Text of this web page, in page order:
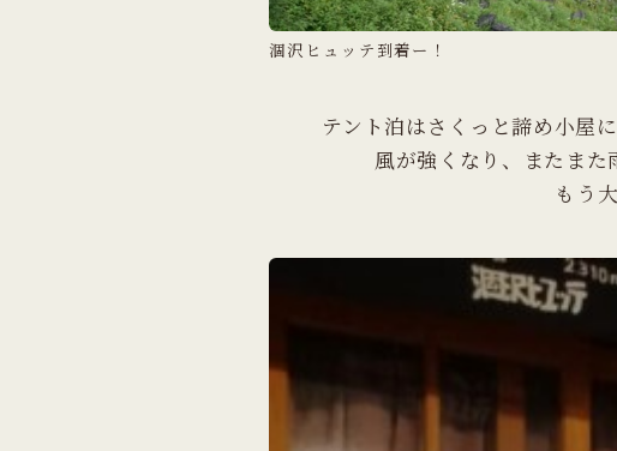
涸沢ヒュッテ到着ー！
テント泊はさくっと諦め小屋
風が強くなり、またま
もう